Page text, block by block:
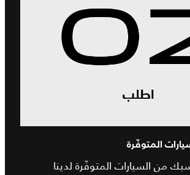
المتوفّرة
من السيارات المتوفّرة لدينا